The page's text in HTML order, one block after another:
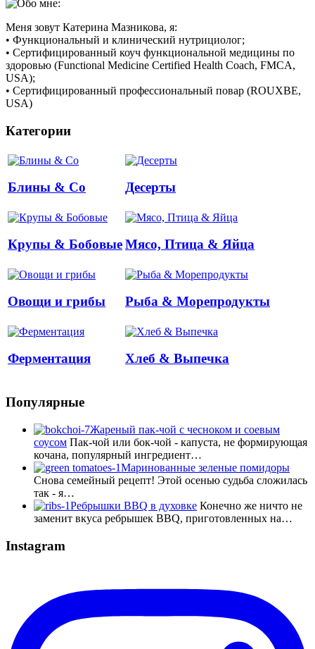
Меня зовут Катерина Мазникова, я:
• Функциональный и клинический нутрициолог;
• Сертифицированный коуч функциональной медицины по
здоровью (Functional Medicine Certified Health Coach, FMCA,
USA);
• Сертифицированный профессиональный повар (ROUXBE,
USA)
Категории
Блины & Co Десерты
Крупы & БобовыеМясо, Птица & Яйца
Овощи и грибы Рыба & Mорепродукты
Ферментация Хлеб & Выпечка
Популярные
Жареный пак-чой с чесноком и соевым
соусом Пак-чой или бок-чой - капуста, не формирующая
кочана, популярный ингредиент…
Маринованные зеленые помидоры
Снова семейный рецепт! Этой осенью судьба сложилась
так - я…
Ребрышки BBQ в духовке Конечно же ничто не
заменит вкуса ребрышек BBQ, приготовленных на…
Instagram